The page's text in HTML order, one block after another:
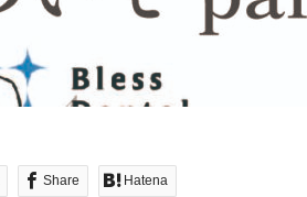
Share Hatena